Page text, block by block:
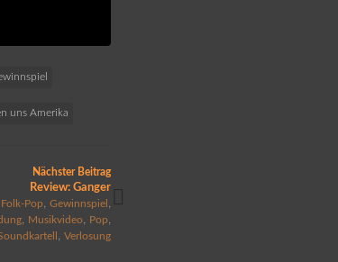
uns Amerika
Nächster Beitrag
Review: Ganger
Folk-Pop ,Gewinnspiel
Musikvideo Pop
,Verlosung